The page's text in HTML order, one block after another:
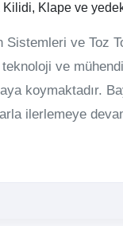
Klape ve
ve Toz
ve
koymaktadır.
ilerlemeye